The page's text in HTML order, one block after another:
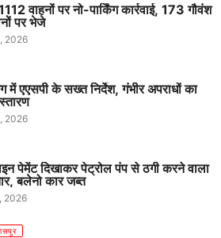
वाहनों पर नो-पार्किंग कार्रवाई, 173 गौवंश
पर भेजे
2026
में एएसपी के सख्त निर्देश, गंभीर अपराधों का
2026
पेमेंट दिखाकर पेट्रोल पंप से ठगी करने वाला
बलेनो कार जब्त
2026